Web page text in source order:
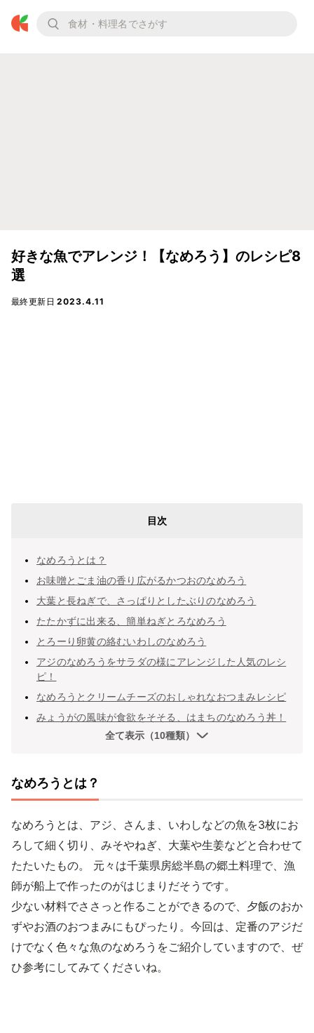
好きな魚でアレンジ！【なめろう】のレシピ8
選
最終更新日2023.4.11
目次
なめろうとは？
お味噌とごま油の香り広がるかつおのなめろう
大葉と長ねぎで、さっぱりとしたぶりのなめろう
たたかずに出来る、簡単ねぎとろなめろう
とろーり卵黄の絡むいわしのなめろう
アジのなめろうをサラダの様にアレンジした人気のレシ
ピ！
なめろうとクリームチーズのおしゃれなおつまみレシピ
みょうがの風味が食欲をそそる、はまちのなめろう丼！
全て表示（10種類）
なめろうとは？
なめろうとは、アジ、さんま、いわしなどの魚を3枚にお
ろして細く切り、みそやねぎ、大葉や生姜などと合わせて
たたいたもの。 元々は千葉県房総半島の郷土料理で、漁
師が船上で作ったのがはじまりだそうです。
少ない材料でささっと作ることができるので、夕飯のおか
ずやお酒のおつまみにもぴったり。今回は、定番のアジだ
けでなく色々な魚のなめろうをご紹介していますので、ぜ
ひ参考にしてみてくださいね。